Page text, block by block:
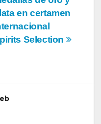
en certamen
Selection